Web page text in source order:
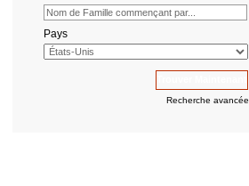
Pays
Recherche avancée